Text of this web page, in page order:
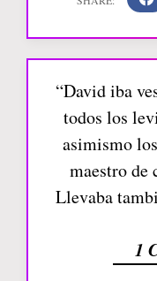
“David iba
todos los
asimismo
maestro de
Llevaba
1